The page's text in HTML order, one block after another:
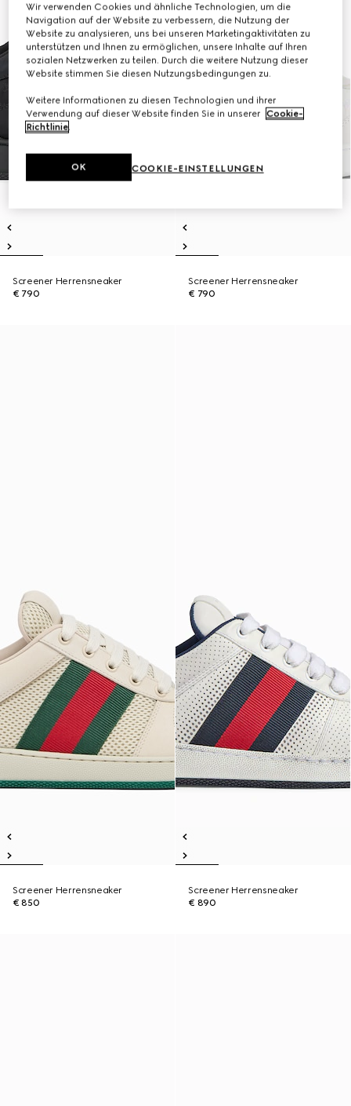
Screener Herrensneaker
€ 790
Screener Herrensneaker
€ 790
Screener Herrensneaker
€ 850
Screener Herrensneaker
€ 890
Wir verwenden Cookies und ähnliche Technologien, um die
Navigation auf der Website zu verbessern, die Nutzung der
Website zu analysieren, uns bei unseren Marketingaktivitäten zu
unterstützen und Ihnen zu ermöglichen, unsere Inhalte auf Ihren
sozialen Netzwerken zu teilen. Durch die weitere Nutzung dieser
Website stimmen Sie diesen Nutzungsbedingungen zu.
Weitere Informationen zu diesen Technologien und ihrer
Verwendung auf dieser Website finden Sie in unserer Cookie-
Richtlinie.
COOKIE-EINSTELLUNGEN
OK